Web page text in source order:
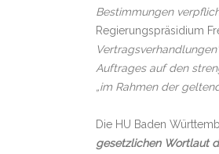
Bestimmungen
Regierungspräsidium
Vertragsverhandlungen“
Auftrages auf den
„im Rahmen der
Die HU Baden
gesetzlichen Wortlaut